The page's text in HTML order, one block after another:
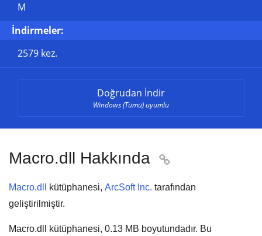
M
İndirmeler:
2579 kez.
Doğrudan İndir
Windows (Tümü) uyumlu
Macro.dll Hakkında 
Macro.dll kütüphanesi, ArcSoft Inc. tarafından
geliştirilmiştir.
Macro.dll kütüphanesi, 0.13 MB boyutundadır. Bu